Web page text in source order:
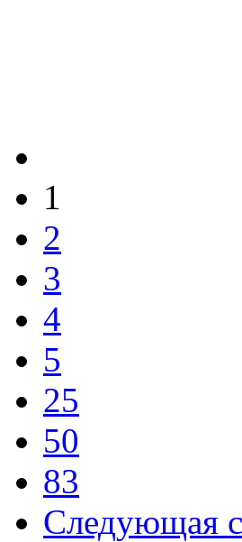
1
2
3
4
5
25
50
83
Следующая